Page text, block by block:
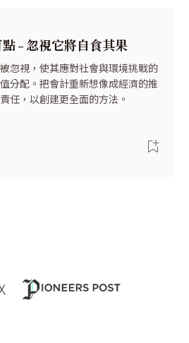
– 忽視它將自食其果
忽視，使其應對社會與環境挑戰的
分配。把會計重新想像成經濟的推
任，以創建更全面的方法。